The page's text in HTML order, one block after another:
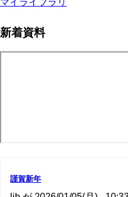
マイライブラリ
新着資料
謹賀新年